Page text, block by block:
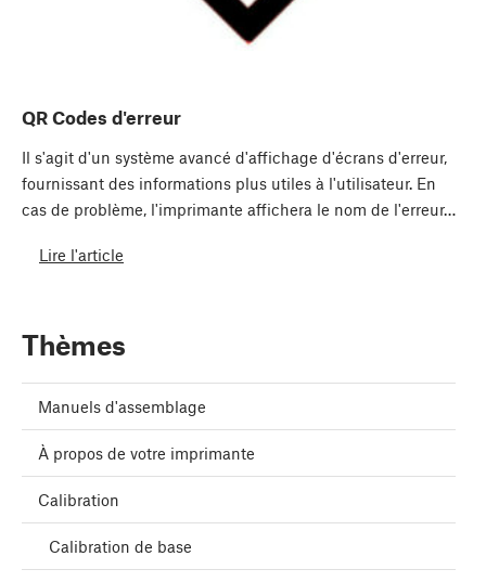
QR Codes d'erreur
Il s'agit d'un système avancé d'affichage d'écrans d'erreur,
fournissant des informations plus utiles à l'utilisateur. En
cas de problème, l'imprimante affichera le nom de l'erreur…
Lire l'article
Thèmes
Manuels d'assemblage
À propos de votre imprimante
Calibration
Calibration de base